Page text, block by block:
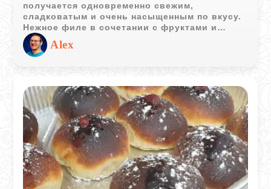
получается одновременно свежим,
сладковатым и очень насыщенным по вкусу.
Нежное филе в сочетании с фруктами и
шпинатом делает блюдо легким, но при этом
достаточно сытным.
Alex